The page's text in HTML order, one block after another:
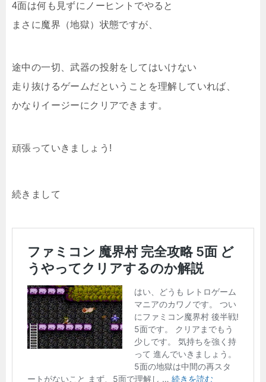
4面は何も見ずにノーヒントでやると
まさに魔界（地獄）状態ですが、
途中の一切、武器の投射をしてはいけない
走り抜けるゲームだということを理解していれば、
かなりイージーにクリアできます。
頑張っていきましょう!
続きまして